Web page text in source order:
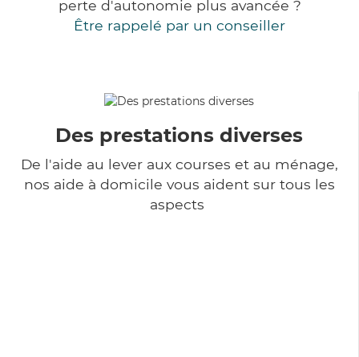
perte d'autonomie plus avancée ?
Être rappelé par un conseiller
Des prestations diverses
De l'aide au lever aux courses et au ménage,
nos aide à domicile vous aident sur tous les
aspects